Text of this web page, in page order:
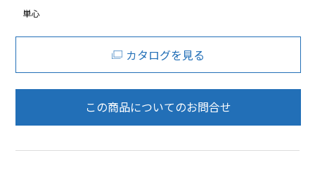
単心
カタログを見る
この商品についてのお問合せ